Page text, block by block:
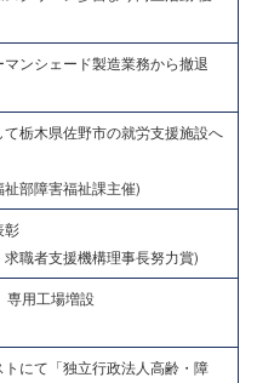
ンシェード製造業務から撤退
栃木県佐野市の就労支援施設へ
祉部障害福祉課主催)
彰
求職者支援機構理事長努力賞)
専用工場増設
にて「独立行政法人高齢・障